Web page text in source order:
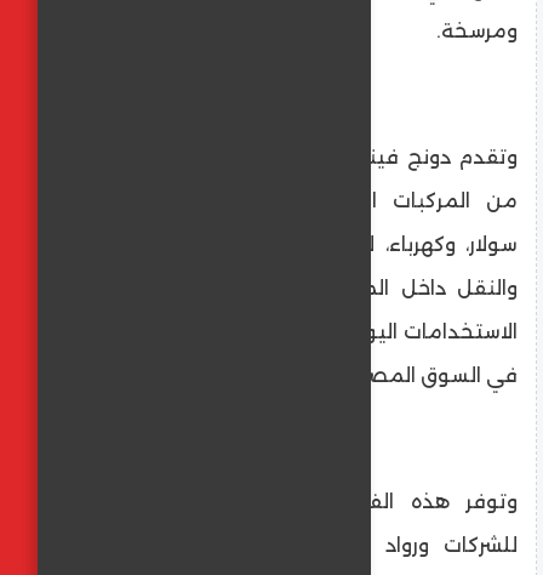
ومرسخة.
وتقدم دونج فينج في مصر محفظة متكاملة
من المركبات التجارية تشمل سيارات بنزين،
سولار، وكهرباء، لتلبية احتياجات النقل الخفيف
والنقل داخل المدن وخارجها، بما يتناسب مع
الاستخدامات اليومية وظروف التشغيل القاسية
في السوق المصري.
وتوفر هذه الفئات تغطية تشغيلية عالية
للشركات ورواد الأعمال الراغبين في مركبات